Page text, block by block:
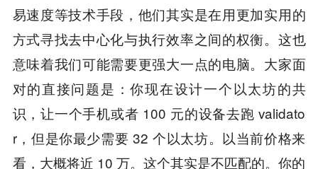
易速度等技术手段，他们其实是在用更加实用的
方式寻找去中心化与执行效率之间的权衡。这也
意味着我们可能需要更强大一点的电脑。大家面
对的直接问题是：你现在设计一个以太坊的共
识，让一个手机或者 100 元的设备去跑 validato
r，但是你最少需要 32 个以太坊。以当前价格来
看，大概将近 10 万。这个其实是不匹配的。你的